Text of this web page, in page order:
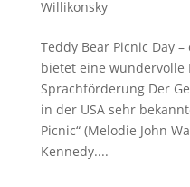
Willikonsky
Teddy Bear Picnic Day
bietet eine wundervolle
Sprachförderung Der
in der USA sehr
Picnic“ (Melodie John
Kennedy....